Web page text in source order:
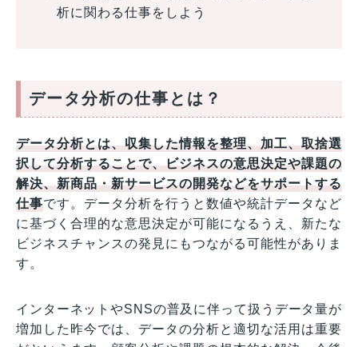
析に関わる仕事をしよう
データ分析の仕事とは？
データ分析とは、収集した情報を整理、加工、取捨選
択して分析することで、ビジネスの意思決定や課題の
解決、新商品・新サービスの開発などをサポートする
仕事です。データ分析を行うと数値や統計データなど
に基づく合理的な意思決定が可能になるうえ、新たな
ビジネスチャンスの発見にもつながる可能性がありま
す。
インターネットやSNSの普及に伴って扱うデータ量が
増加した昨今では、データの分析と適切な活用は重要